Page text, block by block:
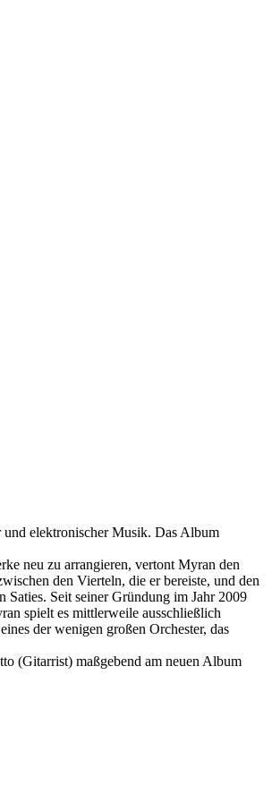
und elektronischer Musik. Das Album
neu zu arrangieren, vertont Myran den
den Vierteln, die er bereiste, und den
Seit seiner Gründung im Jahr 2009
spielt es mittlerweile ausschließlich
der wenigen großen Orchester, das
(Gitarrist) maßgebend am neuen Album